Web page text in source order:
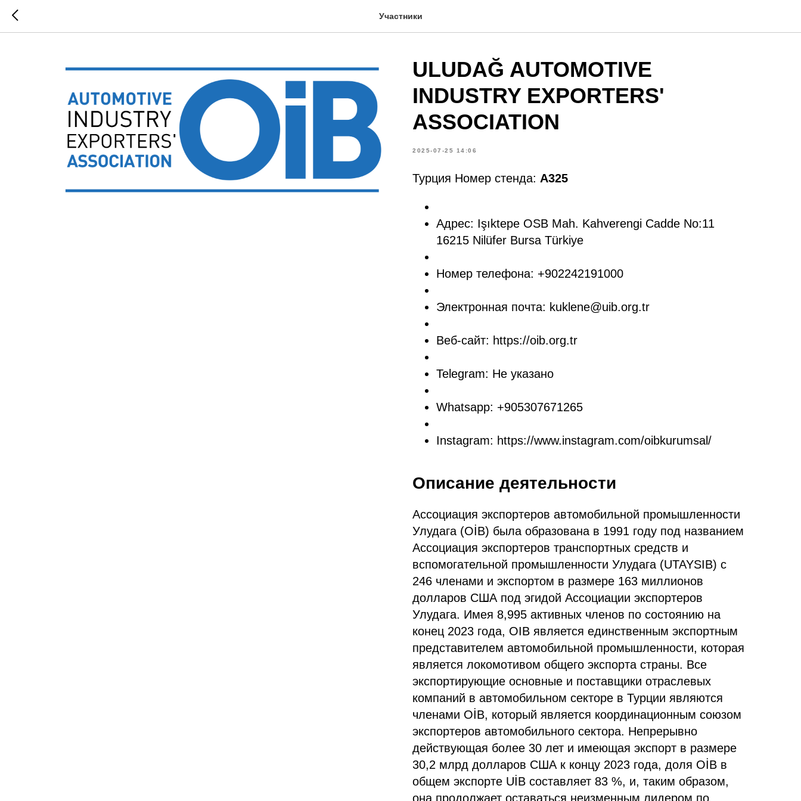
Участники
ULUDAĞ AUTOMOTIVE
INDUSTRY EXPORTERS'
ASSOCIATION
2025-07-25 14:06
Турция Номер стенда: A325
Адрес: Işıktepe OSB Mah. Kahverengi Cadde No:11
16215 Nilüfer Bursa Türkiye
Номер телефона: +902242191000
Электронная почта: kuklene@uib.org.tr
Веб-сайт: https://oib.org.tr
Telegram: Не указано
Whatsapp: +905307671265
Instagram: https://www.instagram.com/oibkurumsal/
Описание деятельности
Ассоциация экспортеров автомобильной промышленности
Улудага (OİB) была образована в 1991 году под названием
Ассоциация экспортеров транспортных средств и
вспомогательной промышленности Улудага (UTAYSIB) с
246 членами и экспортом в размере 163 миллионов
долларов США под эгидой Ассоциации экспортеров
Улудага. Имея 8,995 активных членов по состоянию на
конец 2023 года, OIB является единственным экспортным
представителем автомобильной промышленности, которая
является локомотивом общего экспорта страны. Все
экспортирующие основные и поставщики отраслевых
компаний в автомобильном секторе в Турции являются
членами OİB, который является координационным союзом
экспортеров автомобильного сектора. Непрерывно
действующая более 30 лет и имеющая экспорт в размере
30,2 млрд долларов США к концу 2023 года, доля OİB в
общем экспорте UİB составляет 83 %, и, таким образом,
она продолжает оставаться неизменным лидером по